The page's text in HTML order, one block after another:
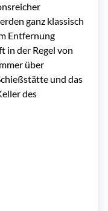
ganz klassisch
Entfernung
in der Regel von
über
und das
des